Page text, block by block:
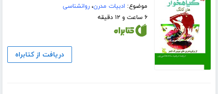
موضوع: ادبیات مدرن،روانشناسی
۶ ساعت و ۱۲ دقیقه
دریافت از کتابراه